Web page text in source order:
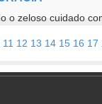
o zeloso cuidado
Instituições...
11 12 13 14 15 16 17